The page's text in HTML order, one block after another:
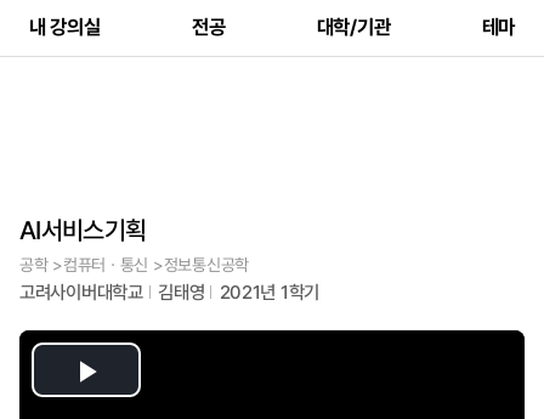
내 강의실 전공 대학/기관 테마
AI서비스기획
공학 >컴퓨터ㆍ통신 >정보통신공학
고려사이버대학교 김태영 2021년 1학기
Play